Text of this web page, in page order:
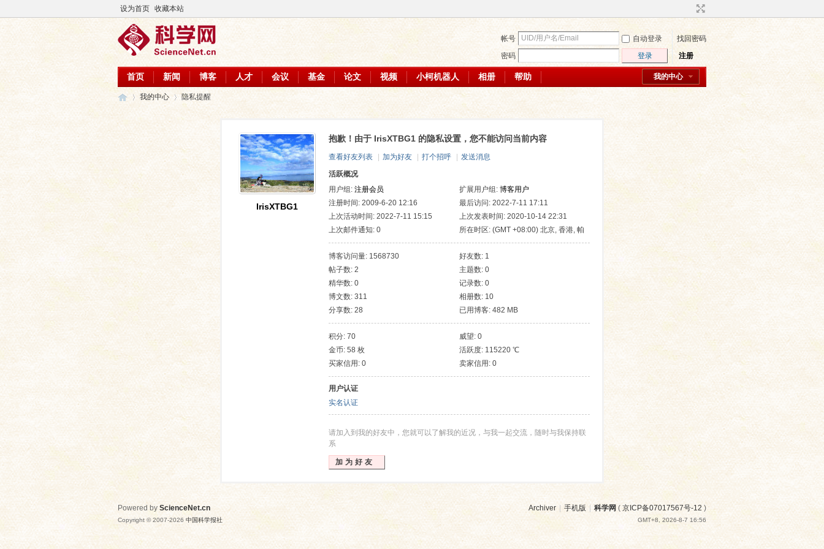
设为首页 收藏本站
帐号 自动登录
找回密码
密码
登录 注册
我的中心
首页 新闻 博客 人才 会议 基金 论文 视频 小柯机器人 相册 帮助
学
›
我的中心 隐私提醒
IrisXTBG1
抱歉！由于 IrisXTBG1 的隐私设置，您不能访问当前内容
查看好友列表 加为好友 打个招呼
发送消息
活跃概况
用户组: 注册会员 扩展用户组: 博客用户
注册时间: 2009-6-20 12:16
最后访问: 2022-7-11 17:11
上次活动时间: 2022-7-11 15:15
上次发表时间: 2020-10-14 22:31
上次邮件通知: 0
所在时区: (GMT +08:00) 北京, 香港, 帕
斯, 新加坡, 台北
博客访问量: 1568730
好友数: 1
帖子数: 2
主题数: 0
精华数: 0
记录数: 0
博文数: 311
相册数: 10
分享数: 28
已用博客: 482 MB
积分: 70
威望: 0
金币: 58 枚
活跃度: 115220 ℃
买家信用: 0
卖家信用: 0
用户认证
实名认证
请加入到我的好友中，您就可以了解我的近况，与我一起交流，随时与我保持联
系
加为好友
Archiver | 手机版 科学网 ( 京ICP备07017567号-12)
GMT+8, 2026-8-7 16:56
Powered byScienceNet.cn
Copyright © 2007-2026 中国科学报社